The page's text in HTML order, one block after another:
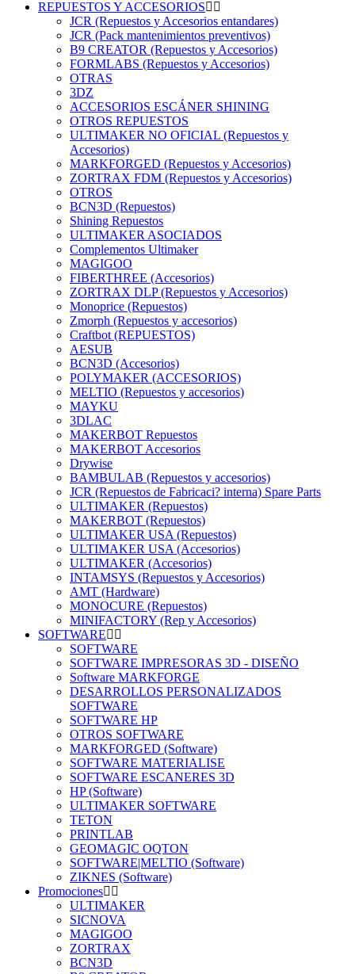
REPUESTOS Y ACCESORIOS
JCR (Repuestos y Accesorios entandares)
JCR (Pack mantenimientos preventivos)
B9 CREATOR (Repuestos y Accesorios)
FORMLABS (Repuestos y Accesorios)
OTRAS
3DZ
ACCESORIOS ESCÁNER SHINING
OTROS REPUESTOS
ULTIMAKER NO OFICIAL (Repuestos y
Accesorios)
MARKFORGED (Repuestos y Accesorios)
ZORTRAX FDM (Repuestos y Accesorios)
OTROS
BCN3D (Repuestos)
Shining Repuestos
ULTIMAKER ASOCIADOS
Complementos Ultimaker
MAGIGOO
FIBERTHREE (Accesorios)
ZORTRAX DLP (Repuestos y Accesorios)
Monoprice (Repuestos)
Zmorph (Repuestos y accesorios)
Craftbot (REPUESTOS)
AESUB
BCN3D (Accesorios)
POLYMAKER (ACCESORIOS)
MELTIO (Repuestos y accesorios)
MAYKU
3DLAC
MAKERBOT Repuestos
MAKERBOT Accesorios
Drywise
BAMBULAB (Repuestos y accesorios)
JCR (Repuestos de Fabricaci? interna) Spare Parts
ULTIMAKER (Repuestos)
MAKERBOT (Repuestos)
ULTIMAKER USA (Repuestos)
ULTIMAKER USA (Accesorios)
ULTIMAKER (Accesorios)
INTAMSYS (Repuestos y Accesorios)
AMT (Hardware)
MONOCURE (Repuestos)
MINIFACTORY (Rep y Accesorios)
SOFTWARE
SOFTWARE
SOFTWARE IMPRESORAS 3D - DISEÑO
Software MARKFORGE
DESARROLLOS PERSONALIZADOS
SOFTWARE
SOFTWARE HP
OTROS SOFTWARE
MARKFORGED (Software)
SOFTWARE MATERIALISE
SOFTWARE ESCANERES 3D
HP (Software)
ULTIMAKER SOFTWARE
TETON
PRINTLAB
GEOMAGIC OQTON
SOFTWARE|MELTIO (Software)
ZIKNES (Software)
Promociones
ULTIMAKER
SICNOVA
MAGIGOO
ZORTRAX
BCN3D